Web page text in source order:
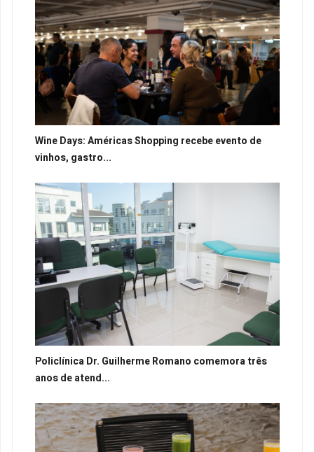
Wine Days: Américas Shopping recebe evento de
vinhos, gastro...
Policlínica Dr. Guilherme Romano comemora três
anos de atend...